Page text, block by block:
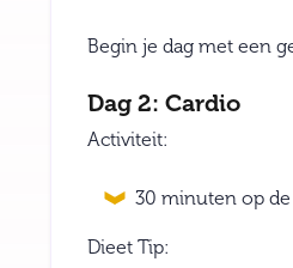
Begin je dag met een
Dag 2: Cardio
Activiteit:
30 minuten op
Dieet Tip: